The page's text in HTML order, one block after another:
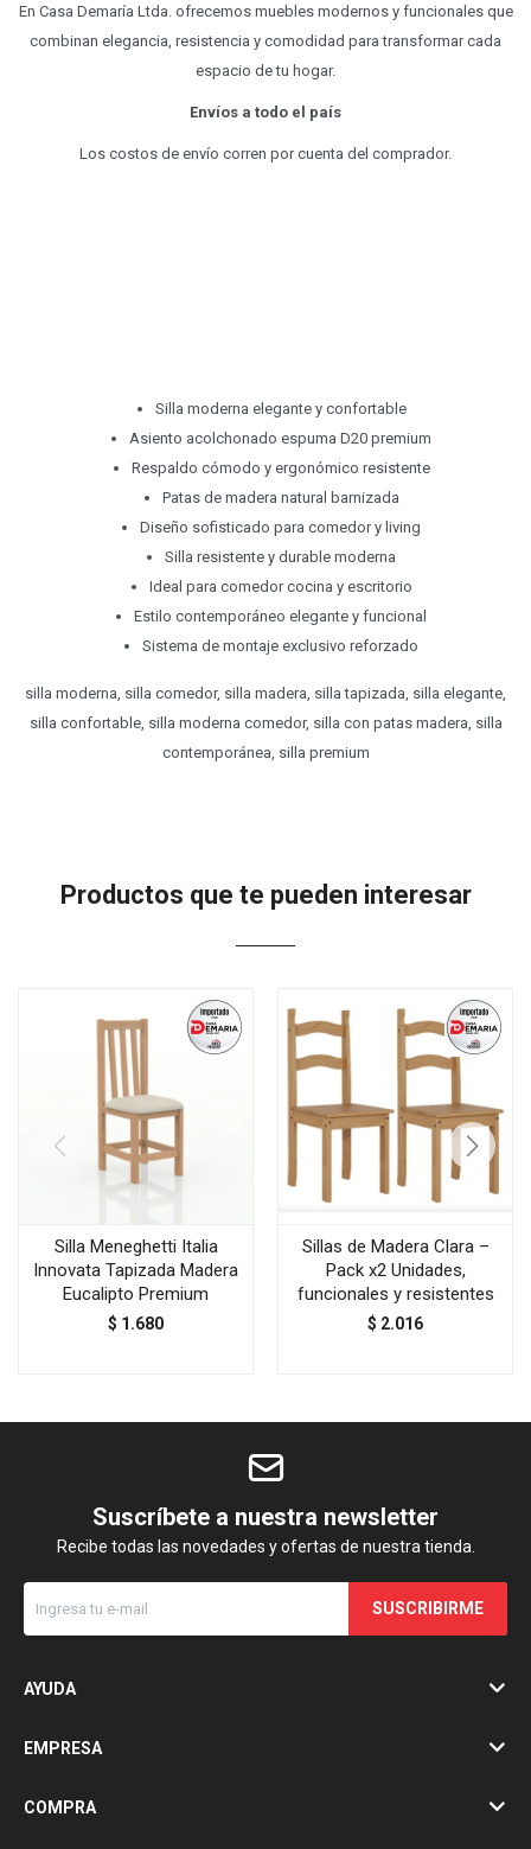
En Casa Demaría Ltda. ofrecemos muebles modernos y funcionales que
combinan elegancia, resistencia y comodidad para transformar cada
espacio de tu hogar.
Envíos a todo el país
Los costos de envío corren por cuenta del comprador.
Silla moderna elegante y confortable
Asiento acolchonado espuma D20 premium
Respaldo cómodo y ergonómico resistente
Patas de madera natural barnizada
Diseño sofisticado para comedor y living
Silla resistente y durable moderna
Ideal para comedor cocina y escritorio
Estilo contemporáneo elegante y funcional
Sistema de montaje exclusivo reforzado
silla moderna, silla comedor, silla madera, silla tapizada, silla elegante,
silla confortable, silla moderna comedor, silla con patas madera, silla
contemporánea, silla premium
Productos que te pueden interesar
Silla Meneghetti Italia
Innovata Tapizada Madera
Eucalipto Premium
$ 1.680
Sillas de Madera Clara –
Pack x2 Unidades,
funcionales y resistentes
$ 2.016
Suscríbete a nuestra newsletter
Recibe todas las novedades y ofertas de nuestra tienda.
SUSCRIBIRME
AYUDA
EMPRESA
COMPRA